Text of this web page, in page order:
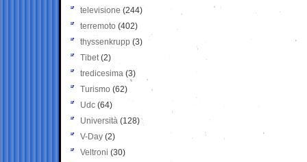
televisione(244)
terremoto (402)
thyssenkrupp (3)
Tibet(2)
tredicesima (3)
Turismo (62)
Udc (64)
Università (128)
V-Day (2)
Veltroni (30)